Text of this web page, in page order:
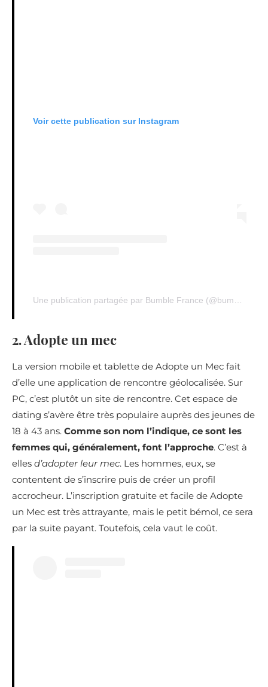
Voir cette publication sur Instagram
2. Adopte un mec
La version mobile et tablette de Adopte un Mec fait
d’elle une application de rencontre géolocalisée. Sur
PC, c’est plutôt un site de rencontre. Cet espace de
dating s’avère être très populaire auprès des jeunes de
18 à 43 ans. Comme son nom l’indique, ce sont les
femmes qui, généralement, font l’approche. C’est à
elles d’adopter leur mec. Les hommes, eux, se
contentent de s’inscrire puis de créer un profil
accrocheur. L’inscription gratuite et facile de Adopte
un Mec est très attrayante, mais le petit bémol, ce sera
par la suite payant. Toutefois, cela vaut le coût.